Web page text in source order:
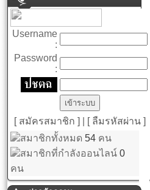
Username
:
Password
:
[ สมัครสมาชิก ]
[ ลืมรหัสผ่าน ]
สมาชิกทั้งหมด 54 คน
สมาชิกที่กำลังออนไลน์ 0
คน